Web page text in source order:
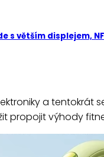
s větším displejem,
a tentokrát
propojit výhody